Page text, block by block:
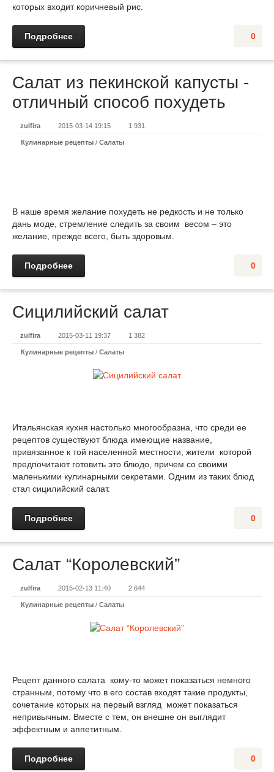
которых входит коричневый рис.
0
Подробнее
Салат из пекинской капусты -
отличный способ похудеть
zulfira 2015-03-14 19:15 1 931
Кулинарные рецепты / Салаты
В наше время желание похудеть не редкость и не только
дань моде, стремление следить за своим весом – это
желание, прежде всего, быть здоровым.
0
Подробнее
Сицилийский салат
zulfira 2015-03-11 19:37 1 382
Кулинарные рецепты / Салаты
Итальянская кухня настолько многообразна, что среди ее
рецептов существуют блюда имеющие название,
привязанное к той населенной местности, жители которой
предпочитают готовить это блюдо, причем со своими
маленькими кулинарными секретами. Одним из таких блюд
стал сицилийский салат.
0
Подробнее
Салат “Королевский”
zulfira 2015-02-13 11:40 2 644
Кулинарные рецепты / Салаты
Рецепт данного салата кому-то может показаться немного
странным, потому что в его состав входят такие продукты,
сочетание которых на первый взгляд может показаться
непривычным. Вместе с тем, он внешне он выглядит
эффектным и аппетитным.
0
Подробнее